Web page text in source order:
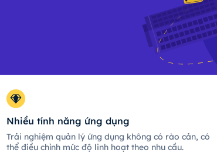
Nhiều tính năng ứng dụng
Trải nghiệm quản lý ứng dụng không có rào cản, có
thể điều chỉnh mức độ linh hoạt theo nhu cầu.